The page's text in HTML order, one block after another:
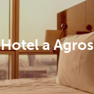
Hotel a Agros